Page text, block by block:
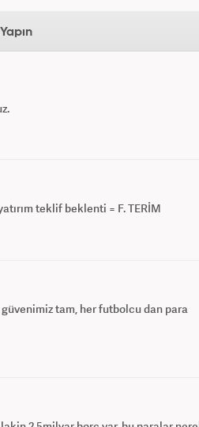
teklif beklenti = F. TERİM
tam, her futbolcu dan para